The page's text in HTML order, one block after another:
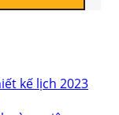
kế lịch 2023